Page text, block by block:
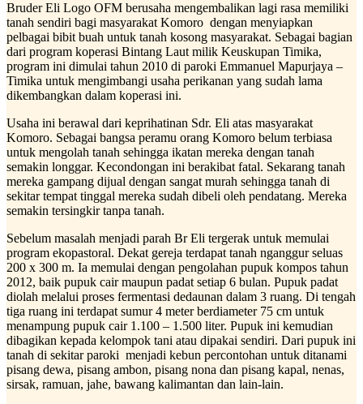
Bruder Eli Logo OFM berusaha mengembalikan lagi rasa memiliki
tanah sendiri bagi masyarakat Komoro dengan menyiapkan
pelbagai bibit buah untuk tanah kosong masyarakat. Sebagai bagian
dari program koperasi Bintang Laut milik Keuskupan Timika,
program ini dimulai tahun 2010 di paroki Emmanuel Mapurjaya –
Timika untuk mengimbangi usaha perikanan yang sudah lama
dikembangkan dalam koperasi ini.
Usaha ini berawal dari keprihatinan Sdr. Eli atas masyarakat
Komoro. Sebagai bangsa peramu orang Komoro belum terbiasa
untuk mengolah tanah sehingga ikatan mereka dengan tanah
semakin longgar. Kecondongan ini berakibat fatal. Sekarang tanah
mereka gampang dijual dengan sangat murah sehingga tanah di
sekitar tempat tinggal mereka sudah dibeli oleh pendatang. Mereka
semakin tersingkir tanpa tanah.
Sebelum masalah menjadi parah Br Eli tergerak untuk memulai
program ekopastoral. Dekat gereja terdapat tanah nganggur seluas
200 x 300 m. Ia memulai dengan pengolahan pupuk kompos tahun
2012, baik pupuk cair maupun padat setiap 6 bulan. Pupuk padat
diolah melalui proses fermentasi dedaunan dalam 3 ruang. Di tengah
tiga ruang ini terdapat sumur 4 meter berdiameter 75 cm untuk
menampung pupuk cair 1.100 – 1.500 liter. Pupuk ini kemudian
dibagikan kepada kelompok tani atau dipakai sendiri. Dari pupuk ini
tanah di sekitar paroki menjadi kebun percontohan untuk ditanami
pisang dewa, pisang ambon, pisang nona dan pisang kapal, nenas,
sirsak, ramuan, jahe, bawang kalimantan dan lain-lain.